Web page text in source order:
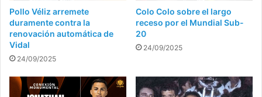
Pollo Véliz arremete
duramente contra la
renovación automática de
Vidal
24/09/2025
Colo Colo sobre el largo
receso por el Mundial Sub-
20
24/09/2025